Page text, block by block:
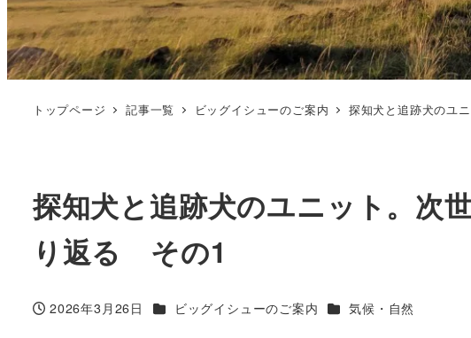
トップページ 記事一覧 ビッグイシューのご案内 探知犬と追跡犬のユ
探知犬と追跡犬のユニット。次
り返る その1
投稿日
2026年3月26日 カテゴリー
ビッグイシューのご案内 カテゴリー
気候・自然